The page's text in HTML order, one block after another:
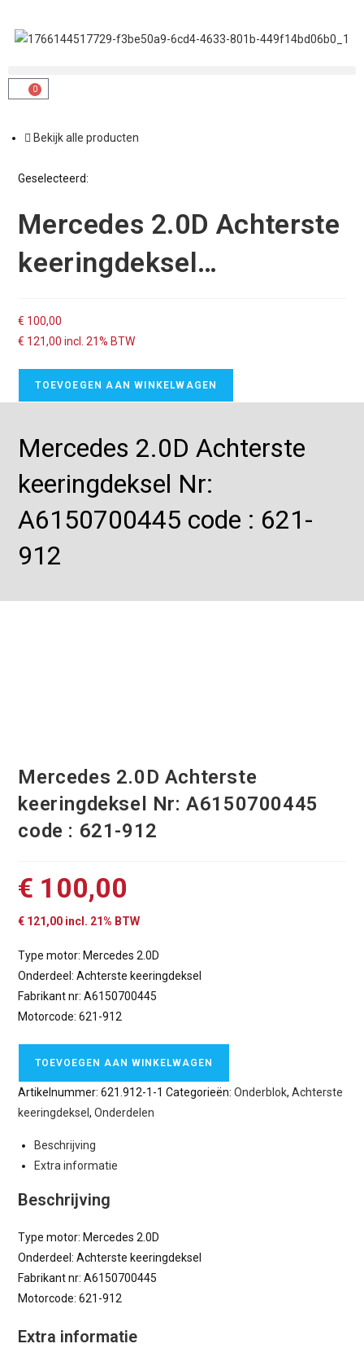
0
Bekijk alle producten
Geselecteerd:
Mercedes 2.0D Achterste
keeringdeksel…
€ 100,00
€ 121,00 incl. 21% BTW
TOEVOEGEN AAN WINKELWAGEN
Mercedes 2.0D Achterste
keeringdeksel Nr:
A6150700445 code : 621-
912
Mercedes 2.0D Achterste
keeringdeksel Nr: A6150700445
code : 621-912
€ 100,00
€ 121,00 incl. 21% BTW
Type motor: Mercedes 2.0D
Onderdeel: Achterste keeringdeksel
Fabrikant nr: A6150700445
Motorcode: 621-912
TOEVOEGEN AAN WINKELWAGEN
Artikelnummer:621.912-1-1 Categorieën:Onderblok,Achterste
keeringdeksel,Onderdelen
Beschrijving
Extra informatie
Beschrijving
Type motor: Mercedes 2.0D
Onderdeel: Achterste keeringdeksel
Fabrikant nr: A6150700445
Motorcode: 621-912
Extra informatie